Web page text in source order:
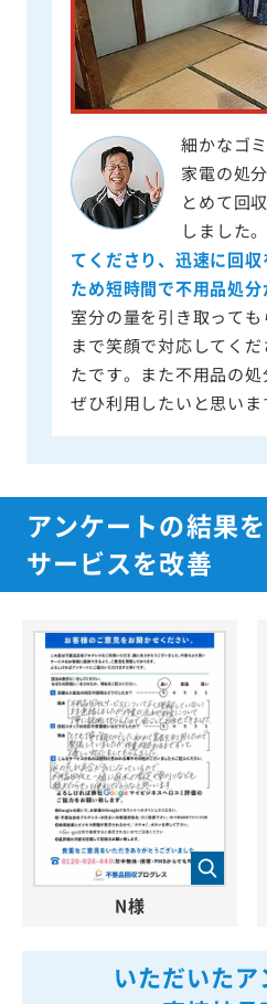
細かなゴ
家電の処
とめて回
しました
てくださり、迅速に回
ため短時間で不用品処分
室分の量を引き取って
まで笑顔で対応してく
たです。また不用品の
ぜひ利用したいと思いま
アンケートの結果
サービスを改善
いただいた
N様